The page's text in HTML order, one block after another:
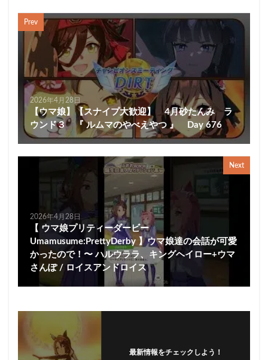
Prev
2026年4月28日
【ウマ娘】【スナイプ大歓迎】 4月砂たんみ ラ
ウンド３ 『 ルムマのやべえやつ 』 Day 676
Next
2026年4月28日
【 ウマ娘プリティーダービー
Umamusume:PrettyDerby 】ウマ娘達の会話が可愛
かったので！〜 ハルウララ、キングヘイロー+ウマ
さんぽ / ロイスアンドロイス
最新情報をチェックしよう！